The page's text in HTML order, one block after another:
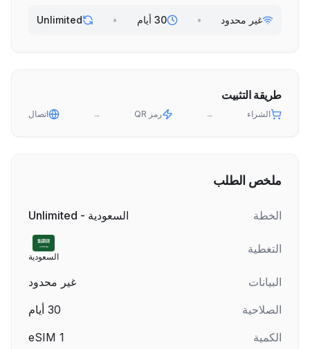
غير محدود • 30 أيام •
Unlimited
طريقة التثبيت
الشراء → رمز QR → اتصال
ملخص الطلب
الخطة السعودية - Unlimited
التغطية
السعودية
البيانات
غير محدود
الصلاحية
30 أيام
الكمية
1